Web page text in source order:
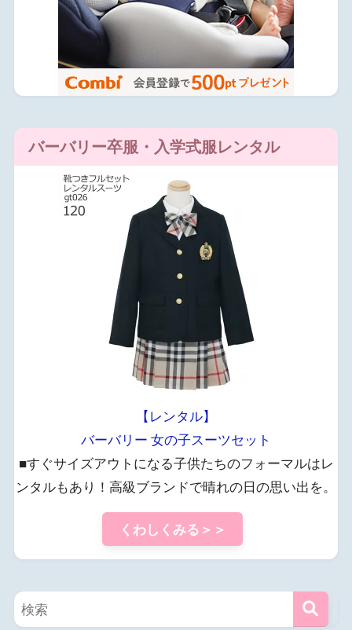
バーバリー卒服・入学式服レンタル
【レンタル】
バーバリー 女の子スーツセット
■すぐサイズアウトになる子供たちのフォーマルはレ
ンタルもあり！高級ブランドで晴れの日の思い出を。
くわしくみる＞＞